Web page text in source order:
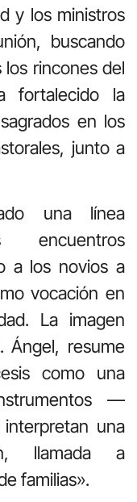
y los ministros
buscando
los rincones del
fortalecido la
en los
junto a
una línea
a los novios a
vocación en
La imagen
Ángel, resume
como una
—
una
llamada a
familias».